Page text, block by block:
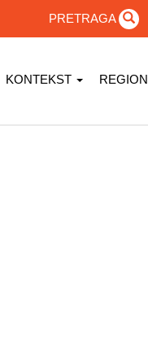
PRETRAGA
KONTEKST REGION